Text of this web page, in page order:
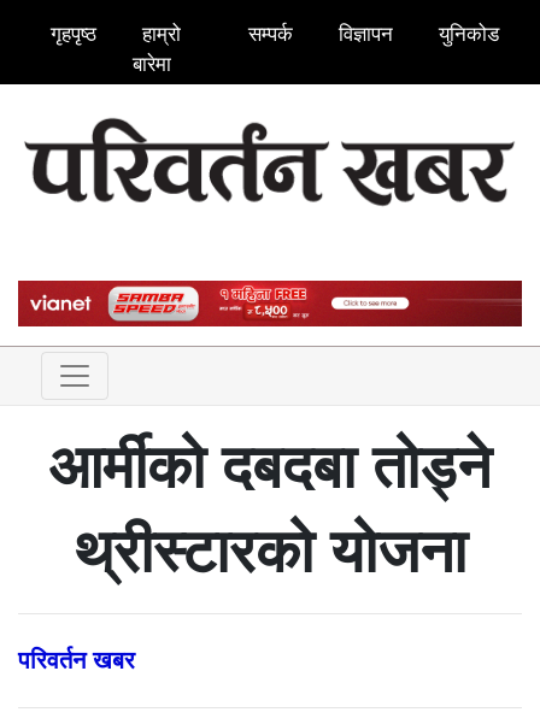
गृहपृष्ठ
हाम्रो
बारेमा
सम्पर्क विज्ञापन युनिकोड
आर्मीको दबदबा तोड्ने
थ्रीस्टारको योजना
परिवर्तन खबर